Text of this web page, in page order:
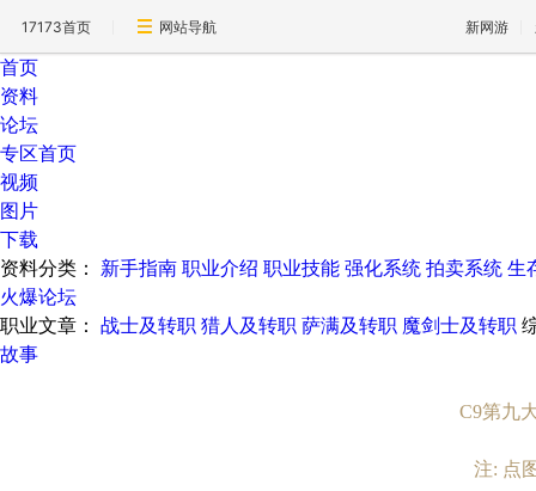
17173首页 网站导航 新网游
首页
资料
论坛
专区首页
视频
图片
下载
资料分类：
新手指南 职业介绍 职业技能 强化系统 拍卖系统 生
火爆论坛
职业文章：
战士及转职 猎人及转职 萨满及转职 魔剑士及转职
故事
C9第九
注: 点